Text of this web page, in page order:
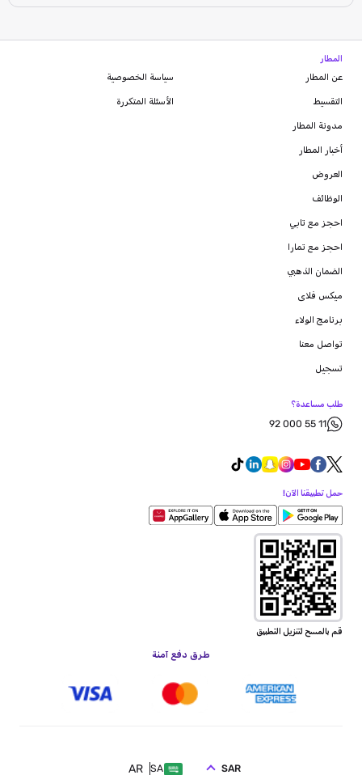
المطار
عن المطار
التقسيط
مدونة المطار
أخبار المطار
العروض
الوظائف
احجز مع تابي
احجز مع تمارا
الضمان الذهبي
ميكس فلاى
برنامج الولاء
سياسة الخصوصية
الأسئلة المتكررة
تواصل معنا
تسجيل
طلب مساعدة؟
92 000 55 11
حمل تطبيقنا الآن!
قم بالمسح لتنزيل التطبيق
طرق دفع آمنة
SA
AR SAR